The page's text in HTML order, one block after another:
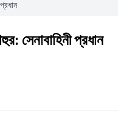
সেনাবাহিনী প্রধান